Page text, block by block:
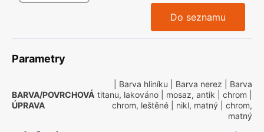
Do seznamu
Parametry
BARVA/POVRCHOVÁ
ÚPRAVA
| Barva hliníku | Barva nerez | Barva
titanu, lakováno | mosaz, antik | chrom
chrom, leštěné | nikl, matný | chrom,
matný